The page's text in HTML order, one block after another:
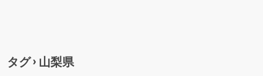
タグ › 山梨県